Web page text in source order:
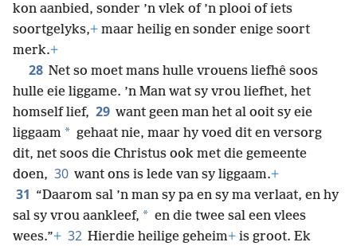
kon aanbied, sonder ’n vlek of ’n plooi of iets
soortgelyks,+ maar heilig en sonder enige soort
merk.+
28 Net so moet mans hulle vrouens liefhê soos
hulle eie liggame. ’n Man wat sy vrou liefhet, het
homself lief, 29 want geen man het al ooit sy eie
liggaam * gehaat nie, maar hy voed dit en versorg
dit, net soos die Christus ook met die gemeente
doen, 30 want ons is lede van sy liggaam.+
31 “Daarom sal ’n man sy pa en sy ma verlaat, en hy
sal sy vrou aankleef, * en die twee sal een vlees
wees.”+ 32 Hierdie heilige geheim+ is groot. Ek